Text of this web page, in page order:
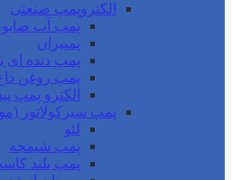
الکتروپمپ صنعتی
پمپ آب
پمپیران
پمپ دنده ای
پمپ روغن
الکترو پمپ
پمپ سیرکولاتور
لئو
پمپ شیمجه
پمپ بلند